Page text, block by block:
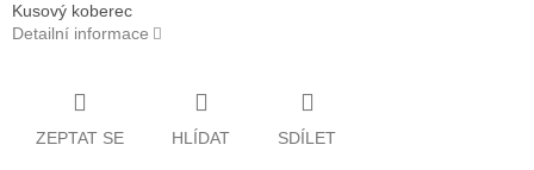
Kusový koberec
Detailní informace
ZEPTAT SE HLÍDAT SDÍLET